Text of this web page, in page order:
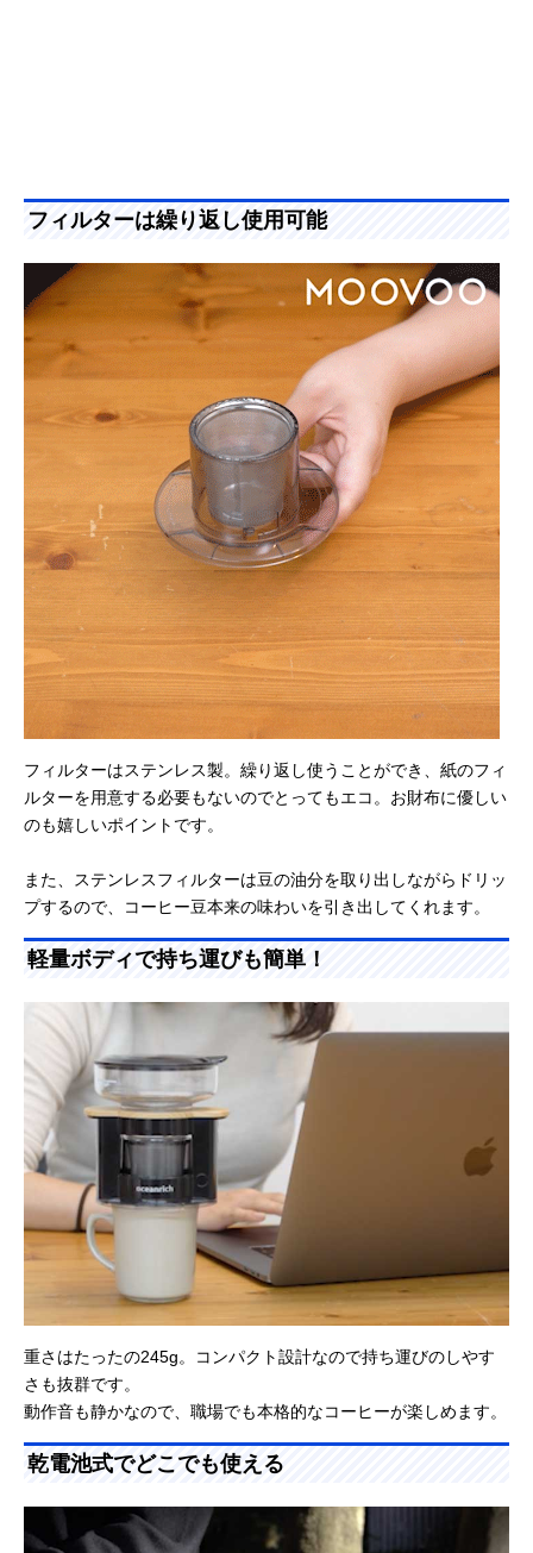
フィルターは繰り返し使用可能
フィルターはステンレス製。繰り返し使うことができ、紙のフィ
ルターを用意する必要もないのでとってもエコ。お財布に優しい
のも嬉しいポイントです。
また、ステンレスフィルターは豆の油分を取り出しながらドリッ
プするので、コーヒー豆本来の味わいを引き出してくれます。
軽量ボディで持ち運びも簡単！
重さはたったの245g。コンパクト設計なので持ち運びのしやす
さも抜群です。
動作音も静かなので、職場でも本格的なコーヒーが楽しめます。
乾電池式でどこでも使える